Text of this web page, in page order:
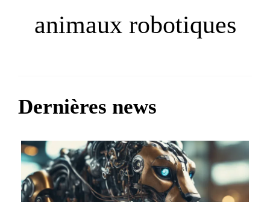
animaux robotiques
Dernières news